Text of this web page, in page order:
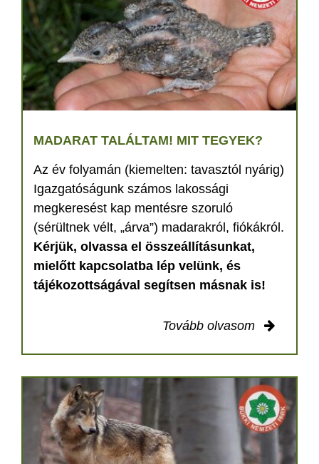
MADARAT TALÁLTAM! MIT TEGYEK?
Az év folyamán (kiemelten: tavasztól nyárig)
Igazgatóságunk számos lakossági
megkeresést kap mentésre szoruló
(sérültnek vélt, „árva”) madarakról, fiókákról.
Kérjük, olvassa el összeállításunkat,
mielőtt kapcsolatba lép velünk, és
tájékozottságával segítsen másnak is!
Tovább olvasom